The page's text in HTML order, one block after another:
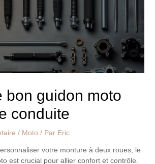
bon guidon moto
conduite
/ Moto / Par Eric
votre monture à deux roues, le
est crucial pour allier confort et contrôle.